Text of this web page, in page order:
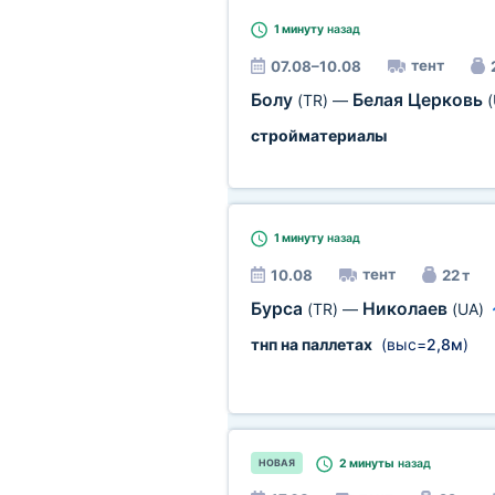
1 минутуназад
07.08–10.08 тент
Болу (TR) — Белая Церковь
стройматериалы
1 минутуназад
10.08 тент 22 т
Бурса (TR) — Николаев (UA)
тнп на паллетах(выс=2,8м)
НОВАЯ 2 минуты назад